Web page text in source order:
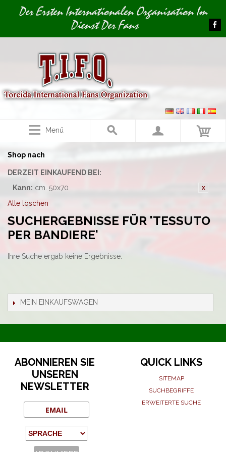
Image 01Der Ersten Internationalen Organisation Im
Dienst Der Fans
Menü
Shop nach
DERZEIT EINKAUFEND BEI:
Kann: cm. 50x70
Alle löschen
SUCHERGEBNISSE FÜR 'TESSUTO
PER BANDIERE'
Ihre Suche ergab keine Ergebnisse.
MEIN EINKAUFSWAGEN
ABONNIEREN SIE
UNSEREN
NEWSLETTER
QUICK LINKS
SITEMAP
SUCHBEGRIFFE
ERWEITERTE SUCHE